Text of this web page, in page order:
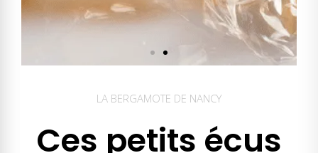
LA BERGAMOTE DE NANCY
Ces petits écus